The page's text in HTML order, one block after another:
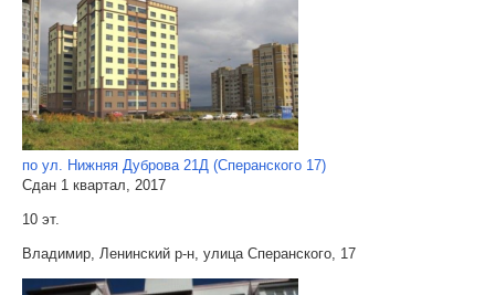
по ул. Нижняя Дуброва 21Д (Сперанского 17)
Сдан 1 квартал, 2017
10 эт.
Владимир, Ленинский р-н, улица Сперанского, 17